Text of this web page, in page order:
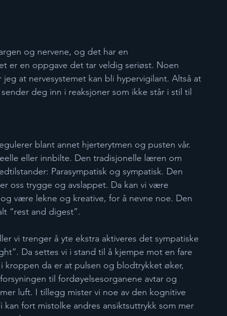
og nervene, og det har en
er en oppgave det tar veldig seriøst. Noen
at nervesystemet kan bli hypervigilant. Altså at
deg inn i reaksjoner som ikke står i stil til
blant annet hjerterytmen og pusten vår.
eller innbilte. Den tradisjonelle læren om
Parasympatisk og sympatisk. Den
oss trygge og avslappet. Da kan vi være
være lekne og kreative, for å nevne noe. Den
“rest and digest”.
vi trenger å yte ekstra aktiveres det sympatiske
Da settes vi i stand til å kjempe mot en fare
kroppen da er at pulsen og blodtrykket øker,
til fordøyelsesorganene avtar og
luft. I tillegg mister vi noe av den kognitive
kan fort mistolke andres ansiktsuttrykk som mer